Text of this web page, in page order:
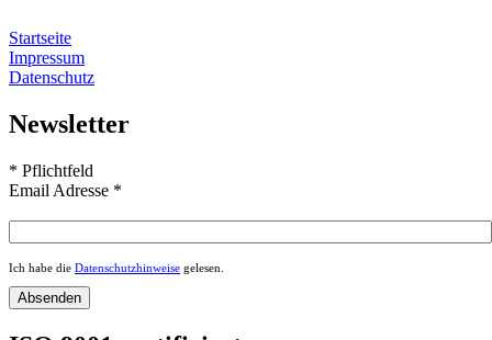
Startseite
Impressum
Datenschutz
Newsletter
* Pflichtfeld
Email Adresse *
Ich habe die Datenschutzhinweise gelesen.